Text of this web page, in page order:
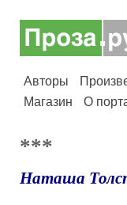
Авторы
Магазин
О
***
Наташа